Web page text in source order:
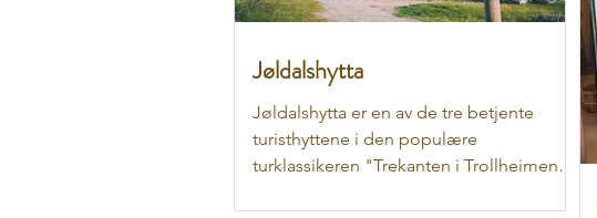
Jøldalshytta
Jøldalshytta er en av de tre betjente
turisthyttene i den populære
turklassikeren "Trekanten i Trollheimen".